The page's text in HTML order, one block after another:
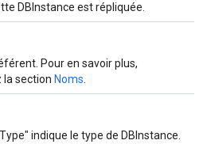
DBInstance est répliquée.
Pour en savoir plus,
la section Noms
indique le type de DBInstance.